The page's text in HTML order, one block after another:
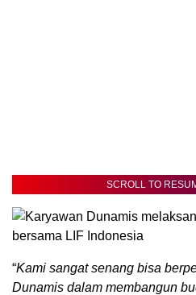
SCROLL TO
“Kami sangat senang bisa
Dunamis dalam membangun